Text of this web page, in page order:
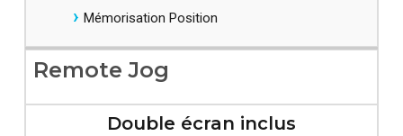
Mémorisation Position​
Remote Jog
Double écran inclus